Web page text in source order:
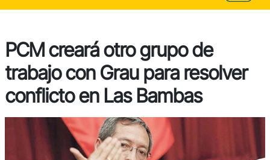
PCM creará otro grupo de
trabajo con Grau para resolver
conflicto en Las Bambas